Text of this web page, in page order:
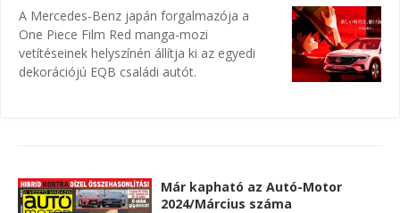
A Mercedes-Benz japán forgalmazója a
One Piece Film Red manga-mozi
vetítéseinek helyszínén állítja ki az egyedi
dekorációjú EQB családi autót.
Már kapható az Autó-Motor
2024/Március száma